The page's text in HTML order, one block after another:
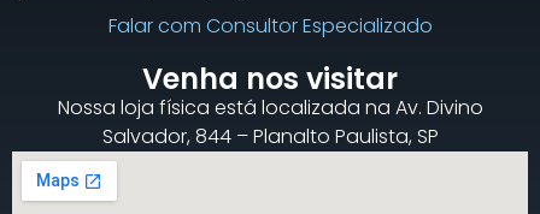
Falar com Consultor Especializado
Venha nos visitar
Nossa loja física está localizada na Av. Divino
Salvador, 844 – Planalto Paulista, SP